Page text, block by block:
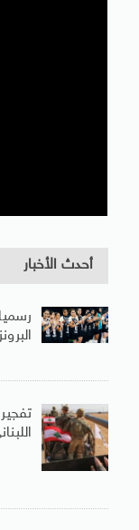
أحدث الأخبار